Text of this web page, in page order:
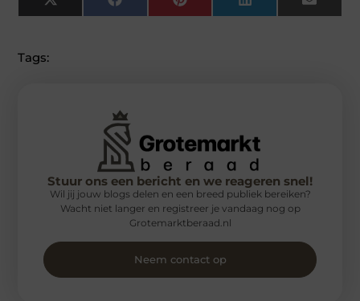
X
(Twitter)
FacebookPinterest LinkedIn Email
Tags:
Stuur ons een bericht en we reageren snel!
Wil jij jouw blogs delen en een breed publiek bereiken?
Wacht niet langer en registreer je vandaag nog op
Grotemarktberaad.nl
Neem contact op